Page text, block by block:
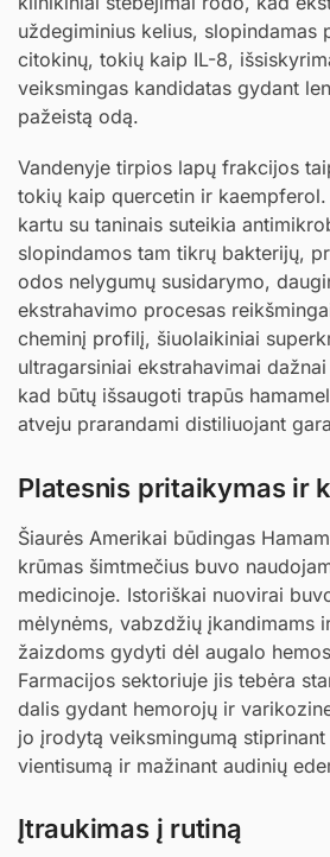
uždegiminius kelius, slopindamas
citokinų, tokių kaip IL-8,
veiksmingas kandidatas gydant
pažeistą odą.
Vandenyje tirpios lapų frakcijos
tokių kaip quercetin ir
kartu su taninais suteikia
slopindamos tam tikrų bakterijų,
odos nelygumų susidarymo,
ekstrahavimo procesas
cheminį profilį, šiuolaikiniai
ultragarsiniai ekstrahavimai
kad būtų išsaugoti trapūs
atveju prarandami distiliuojant
Platesnis pritaikymas ir
Šiaurės Amerikai būdingas
krūmas šimtmečius buvo
medicinoje. Istoriškai nuovirai
mėlynėms, vabzdžių įkandimams
žaizdoms gydyti dėl augalo
Farmacijos sektoriuje jis tebėra
dalis gydant hemorojų ir
jo įrodytą veiksmingumą
vientisumą ir mažinant audinių
Įtraukimas į rutiną